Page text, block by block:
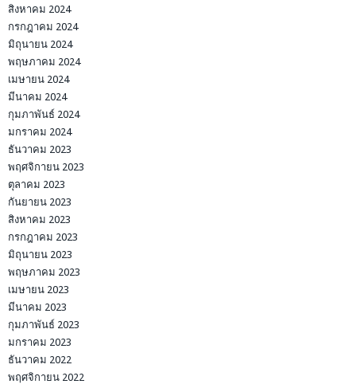
สิงหาคม 2024
กรกฎาคม 2024
มิถุนายน 2024
พฤษภาคม 2024
เมษายน 2024
มีนาคม 2024
กุมภาพันธ์ 2024
มกราคม 2024
ธันวาคม 2023
พฤศจิกายน 2023
ตุลาคม 2023
กันยายน 2023
สิงหาคม 2023
กรกฎาคม 2023
มิถุนายน 2023
พฤษภาคม 2023
เมษายน 2023
มีนาคม 2023
กุมภาพันธ์ 2023
มกราคม 2023
ธันวาคม 2022
พฤศจิกายน 2022